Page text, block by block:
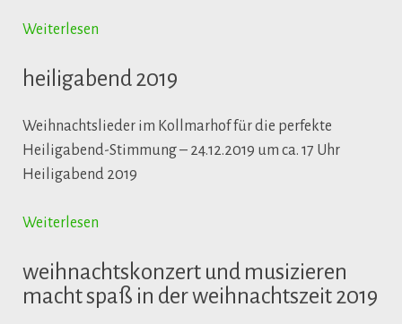
Weiterlesen
heiligabend 2019
Weihnachtslieder im Kollmarhof für die perfekte
Heiligabend-Stimmung – 24.12.2019 um ca. 17 Uhr
Heiligabend 2019
Weiterlesen
weihnachtskonzert und musizieren
macht spaß in der weihnachtszeit 2019